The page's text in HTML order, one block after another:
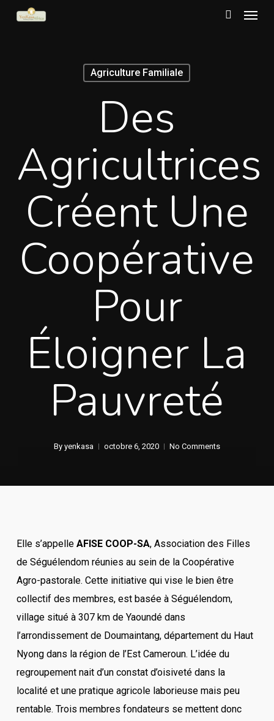
Skip
Agriculture Familiale
Des
Agricultrices
Créent Une
Coopérative
Pour
Éloigner La
Pauvreté
By yenkasa octobre 6, 2020 No Comments
Elle s’appelle AFISE COOP-SA, Association des Filles
de Séguélendom réunies au sein de la Coopérative
Agro-pastorale. Cette initiative qui vise le bien être
collectif des membres, est basée à Séguélendom,
village situé à 307 km de Yaoundé dans
l’arrondissement de Doumaintang, département du Haut
Nyong dans la région de l’Est Cameroun. L’idée du
regroupement nait d’un constat d’oisiveté dans la
localité et une pratique agricole laborieuse mais peu
rentable. Trois membres fondateurs se mettent donc